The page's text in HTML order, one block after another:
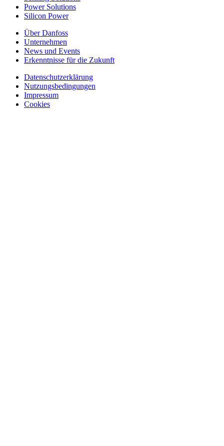
Power Solutions
Silicon Power
Über Danfoss
Unternehmen
News und Events
Erkenntnisse für die Zukunft
Datenschutzerklärung
Nutzungsbedingungen
Impressum
Cookies